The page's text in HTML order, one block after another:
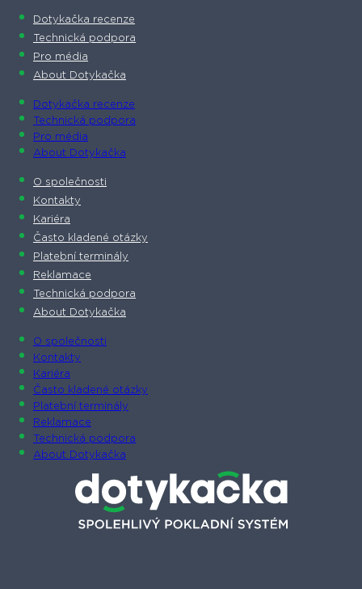
Dotykačka recenze
Technická podpora
Pro média
About Dotykačka
Dotykačka recenze
Technická podpora
Pro média
About Dotykačka
O společnosti
Kontakty
Kariéra
Často kladené otázky
Platební terminály
Reklamace
Technická podpora
About Dotykačka
O společnosti
Kontakty
Kariéra
Často kladené otázky
Platební terminály
Reklamace
Technická podpora
About Dotykačka